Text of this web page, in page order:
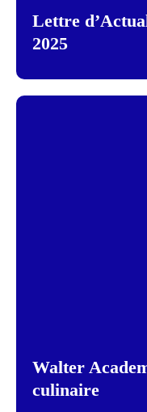
Lettre
2025
Walter
culinaire